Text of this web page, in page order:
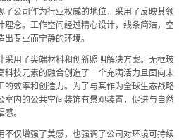
了公司作为行业权威的地位，采用了反映其领
理念。工作空间经过精心设计，线条简洁，空
专业而宁静的环境。
采用了尖端材料和创新照明解决方案。无框玻
科技元素的融合创造了一个充满活力且面向未
的效率和创造力。为了与其作为全球生态战略
室内的公共空间装饰有景观装置，促进与自然
。
不仅增强了美感，也强调了公司对环境可持续